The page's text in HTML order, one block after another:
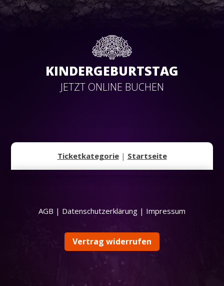
KINDERGEBURTSTAG
JETZT ONLINE BUCHEN
Ticketkategorie| Startseite
AGB | Datenschutzerklärung | Impressum
Vertrag widerrufen